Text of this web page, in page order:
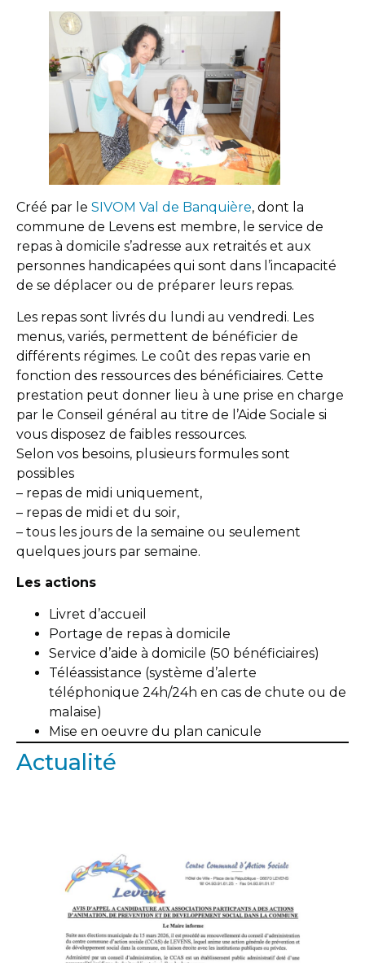
Créé par le SIVOM Val de Banquière, dont la
commune de Levens est membre, le service de
repas à domicile s’adresse aux retraités et aux
personnes handicapées qui sont dans l’incapacité
de se déplacer ou de préparer leurs repas.
Les repas sont livrés du lundi au vendredi. Les
menus, variés, permettent de bénéficier de
différents régimes. Le coût des repas varie en
fonction des ressources des bénéficiaires. Cette
prestation peut donner lieu à une prise en charge
par le Conseil général au titre de l’Aide Sociale si
vous disposez de faibles ressources.
Selon vos besoins, plusieurs formules sont
possibles
– repas de midi uniquement,
– repas de midi et du soir,
– tous les jours de la semaine ou seulement
quelques jours par semaine.
Les actions
Livret d’accueil
Portage de repas à domicile
Service d’aide à domicile (50 bénéficiaires)
Téléassistance (système d’alerte
téléphonique 24h/24h en cas de chute ou de
malaise)
Mise en oeuvre du plan canicule
Actualité